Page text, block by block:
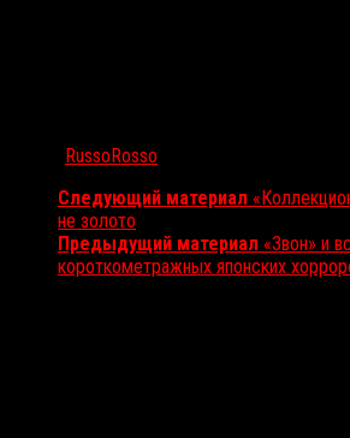
RussoRosso
Следующий материал
не золото
Предыдущий материал «Звон» и
короткометражных японских